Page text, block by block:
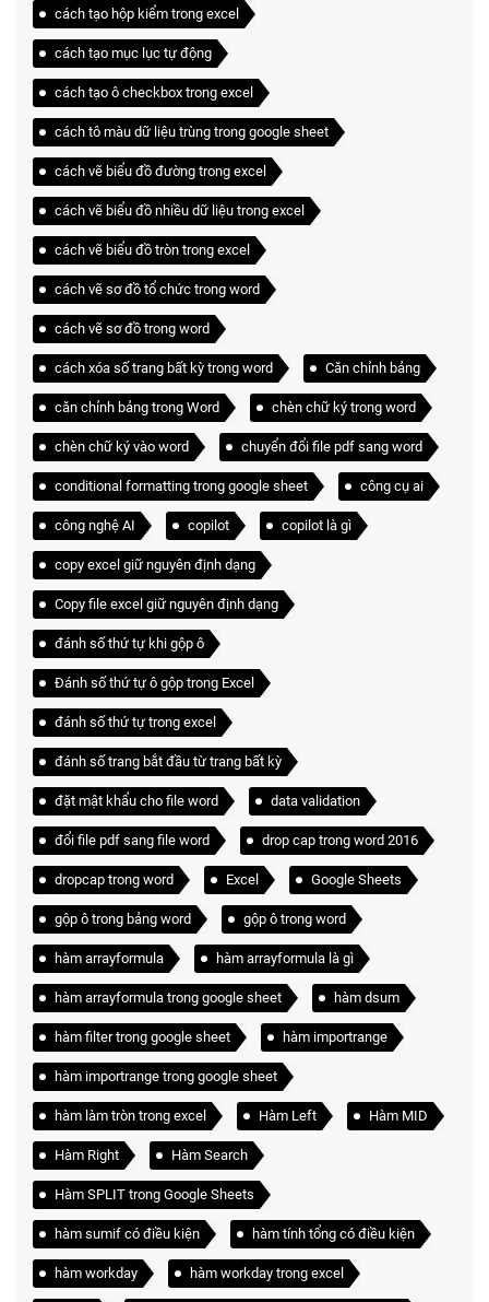
cách tạo hộp kiểm trong excel
cách tạo mục lục tự động
cách tạo ô checkbox trong excel
cách tô màu dữ liệu trùng trong google sheet
cách vẽ biểu đồ đường trong excel
cách vẽ biểu đồ nhiều dữ liệu trong excel
cách vẽ biểu đồ tròn trong excel
cách vẽ sơ đồ tổ chức trong word
cách vẽ sơ đồ trong word
cách xóa số trang bất kỳ trong word Căn chỉnh bảng
căn chỉnh bảng trong Word chèn chữ ký trong word
chèn chữ ký vào word chuyển đổi file pdf sang word
conditional formatting trong google sheet công cụ ai
công nghệ AI copilot copilot là gì
copy excel giữ nguyên định dạng
Copy file excel giữ nguyên định dạng
đánh số thứ tự khi gộp ô
Đánh số thứ tự ô gộp trong Excel
đánh số thứ tự trong excel
đánh số trang bắt đầu từ trang bất kỳ
đặt mật khẩu cho file word data validation
đổi file pdf sang file word drop cap trong word 2016
dropcap trong word Excel Google Sheets
gộp ô trong bảng word gộp ô trong word
hàm arrayformula hàm arrayformula là gì
hàm arrayformula trong google sheet hàm dsum
hàm filter trong google sheet hàm importrange
hàm importrange trong google sheet
hàm làm tròn trong excel Hàm Left Hàm MID
Hàm Right Hàm Search
Hàm SPLIT trong Google Sheets
hàm sumif có điều kiện hàm tính tổng có điều kiện
hàm workday hàm workday trong excel